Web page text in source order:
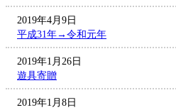
2019年4月9日
平成31年→令和元年
2019年1月26日
遊具寄贈
2019年1月8日